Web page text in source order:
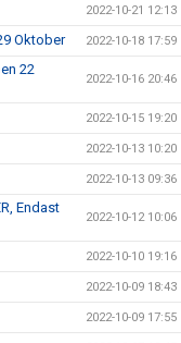
2022-10-21 12:13
Oktober 2022-10-18 17:59
22
2022-10-16 20:46
2022-10-15 19:20
2022-10-13 10:20
2022-10-13 09:36
Endast
2022-10-12 10:06
2022-10-10 19:16
2022-10-09 18:43
2022-10-09 17:55